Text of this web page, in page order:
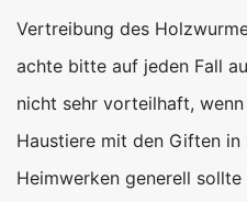
Vertreibung des
achte bitte auf jeden Fall
nicht sehr vorteilhaft,
Haustiere mit den Giften in
Heimwerken generell